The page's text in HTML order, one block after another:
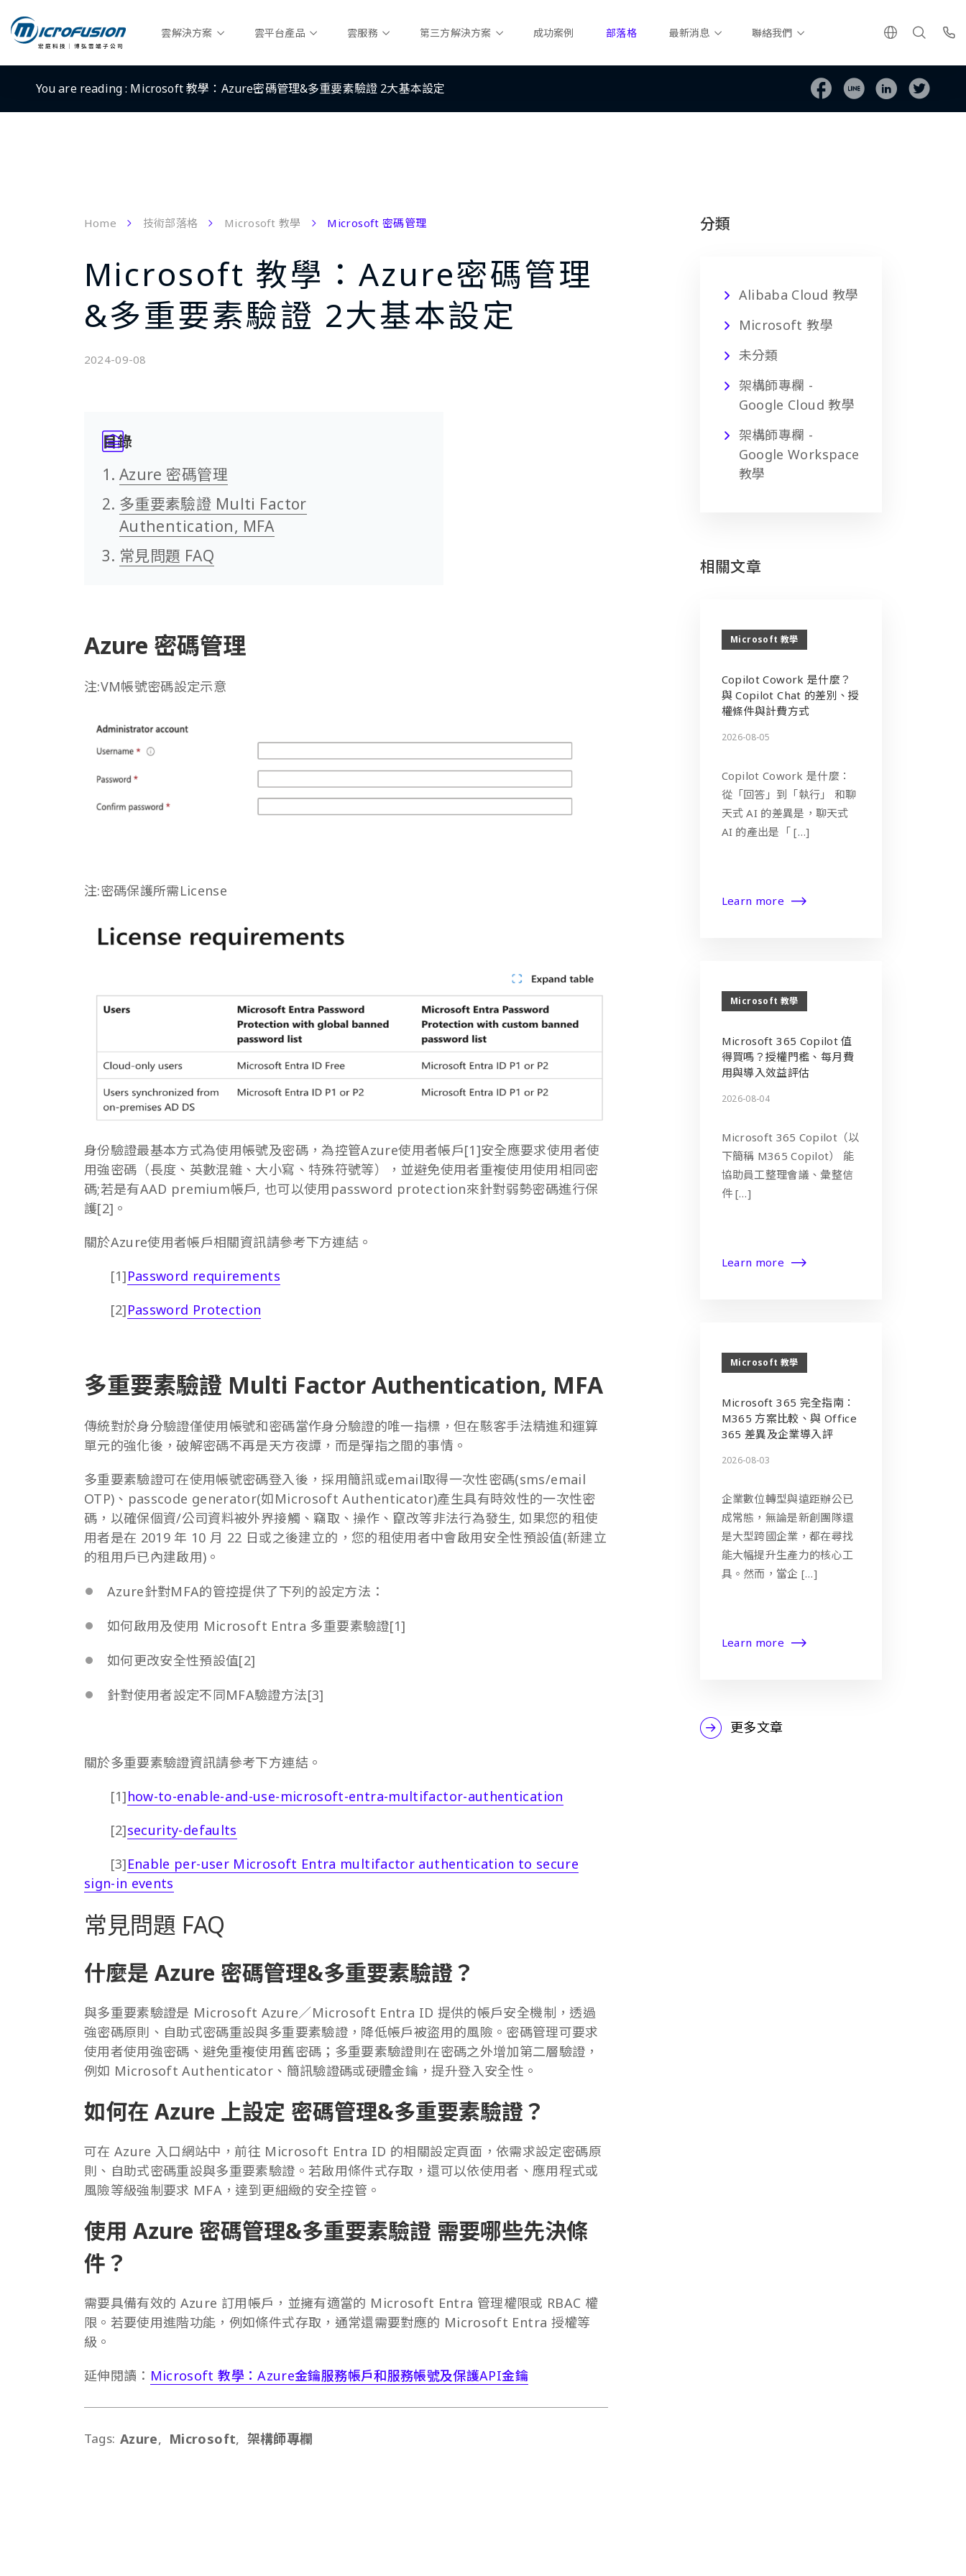
雲解決方案 雲平台產品 雲服務 第三方解決方案 成功案例 部落格 最新消息 聯絡我們
You are reading : Microsoft 教學：Azure密碼管理&多重要素驗證 2大基本設定
Home 技術部落格 Microsoft 教學 Microsoft 密碼管理
Microsoft 教學：Azure密碼管理
&多重要素驗證 2大基本設定
2024-09-08
目錄
Azure 密碼管理
多重要素驗證 Multi Factor
Authentication, MFA
常見問題 FAQ
Azure 密碼管理
注:VM帳號密碼設定示意
注:密碼保護所需License
身份驗證最基本方式為使用帳號及密碼，為控管Azure使用者帳戶[1]安全應要求使用者使
用強密碼（長度、英數混雜、大小寫、特殊符號等），並避免使用者重複使用使用相同密
碼;若是有AAD premium帳戶, 也可以使用password protection來針對弱勢密碼進行保
護[2]。
關於Azure使用者帳戶相關資訊請參考下方連結。
[1]Password requirements
[2]Password Protection
多重要素驗證 Multi Factor Authentication, MFA
傳統對於身分驗證僅使用帳號和密碼當作身分驗證的唯一指標，但在駭客手法精進和運算
單元的強化後，破解密碼不再是天方夜譚，而是彈指之間的事情。
多重要素驗證可在使用帳號密碼登入後，採用簡訊或email取得一次性密碼(sms/email
OTP)、passcode generator(如Microsoft Authenticator)產生具有時效性的一次性密
碼，以確保個資/公司資料被外界接觸、竊取、操作、竄改等非法行為發生, 如果您的租使
用者是在 2019 年 10 月 22 日或之後建立的，您的租使用者中會啟用安全性預設值(新建立
的租用戶已內建啟用)。
Azure針對MFA的管控提供了下列的設定方法：
如何啟用及使用 Microsoft Entra 多重要素驗證[1]
如何更改安全性預設值[2]
針對使用者設定不同MFA驗證方法[3]
關於多重要素驗證資訊請參考下方連結。
[1]how-to-enable-and-use-microsoft-entra-multifactor-authentication
[2]security-defaults
[3]Enable per-user Microsoft Entra multifactor authentication to secure
sign-in events
常見問題 FAQ
什麼是 Azure 密碼管理&多重要素驗證？
與多重要素驗證是 Microsoft Azure／Microsoft Entra ID 提供的帳戶安全機制，透過
強密碼原則、自助式密碼重設與多重要素驗證，降低帳戶被盜用的風險。密碼管理可要求
使用者使用強密碼、避免重複使用舊密碼；多重要素驗證則在密碼之外增加第二層驗證，
例如 Microsoft Authenticator、簡訊驗證碼或硬體金鑰，提升登入安全性。
如何在 Azure 上設定 密碼管理&多重要素驗證？
可在 Azure 入口網站中，前往 Microsoft Entra ID 的相關設定頁面，依需求設定密碼原
則、自助式密碼重設與多重要素驗證。若啟用條件式存取，還可以依使用者、應用程式或
風險等級強制要求 MFA，達到更細緻的安全控管。
使用 Azure 密碼管理&多重要素驗證 需要哪些先決條
件？
需要具備有效的 Azure 訂用帳戶，並擁有適當的 Microsoft Entra 管理權限或 RBAC 權
限。若要使用進階功能，例如條件式存取，通常還需要對應的 Microsoft Entra 授權等
級。
延伸閱讀： Microsoft 教學：Azure金鑰服務帳戶和服務帳號及保護API金鑰
Tags: Azure Microsoft 架構師專欄
分類
Alibaba Cloud 教學
Microsoft 教學
未分類
架構師專欄 -
Google Cloud 教學
架構師專欄 -
Google Workspace
教學
相關文章
Microsoft 教學
Copilot Cowork 是什麼？
與 Copilot Chat 的差別、授
權條件與計費方式
2026-08-05
Copilot Cowork 是什麼：
從「回答」到「執行」 和聊
天式 AI 的差異是，聊天式
AI 的產出是「 […]
Learn more
Microsoft 教學
Microsoft 365 Copilot 值
得買嗎？授權門檻、每月費
用與導入效益評估
2026-08-04
Microsoft 365 Copilot（以
下簡稱 M365 Copilot） 能
協助員工整理會議、彙整信
件 […]
Learn more
Microsoft 教學
Microsoft 365 完全指南：
M365 方案比較、與 Office
365 差異及企業導入評
2026-08-03
企業數位轉型與遠距辦公已
成常態，無論是新創團隊還
是大型跨國企業，都在尋找
能大幅提升生產力的核心工
具。然而，當企 […]
Learn more
更多文章